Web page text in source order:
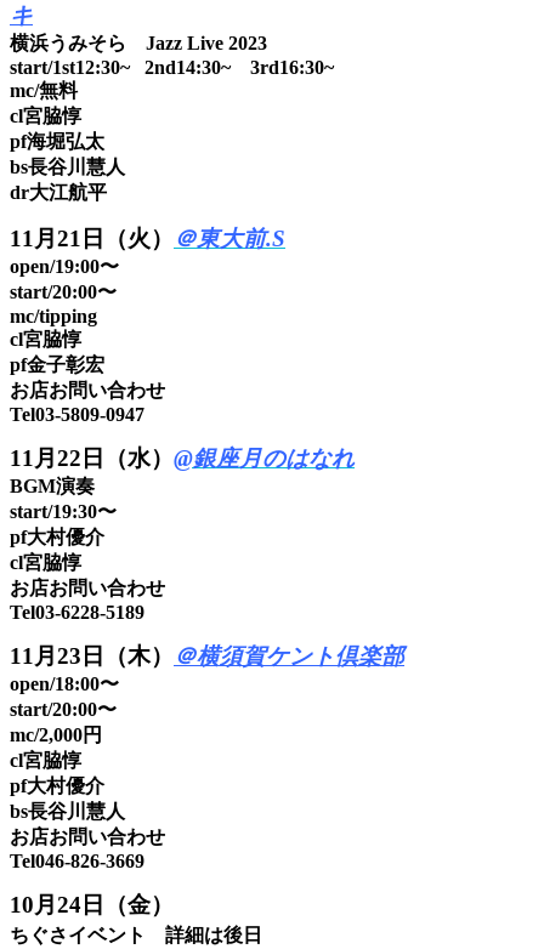
キ
横浜うみそら Jazz Live 2023
start/1st12:30~ 2nd14:30~ 3rd16:30~
mc/無料
cl宮脇惇
pf海堀弘太
bs長谷川慧人
dr大江航平
11月21日（火） ＠東大前.S
open/19:00〜
start/20:00〜
mc/tipping
cl宮脇惇
pf金子彰宏
お店お問い合わせ
Tel03-5809-0947
11月22日（水） @銀座月のはなれ
BGM演奏
start/19:30〜
pf大村優介
cl宮脇惇
お店お問い合わせ
Tel03-6228-5189
11月23日（木） ＠横須賀ケント倶楽部
open/18:00〜
start/20:00〜
mc/2,000円
cl宮脇惇
pf大村優介
bs長谷川慧人
お店お問い合わせ
Tel046-826-3669
10月24日（金）
ちぐさイベント 詳細は後日